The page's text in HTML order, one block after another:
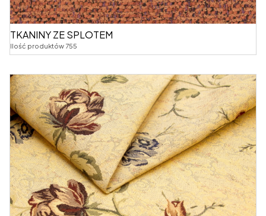
TKANINY ZE SPLOTEM
Ilość produktów 755